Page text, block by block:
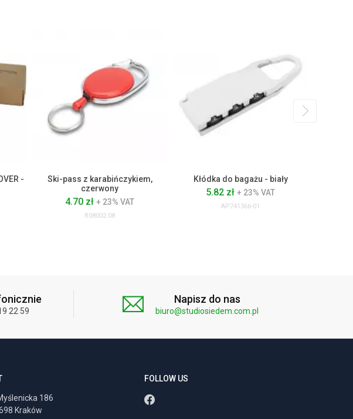
-
Ski-pass z karabińczykiem,
czerwony
4.70 zł + 23% VAT
R08002.08
Kłódka do bagażu - biały
5.82 zł + 23% VAT
AP741366-01
22 59
Napisz do nas
biuro@studiosiedem.com.pl
186
Kraków
FOLLOW US